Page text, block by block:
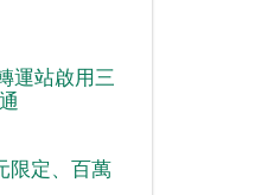
運站啟用三
限定、百萬